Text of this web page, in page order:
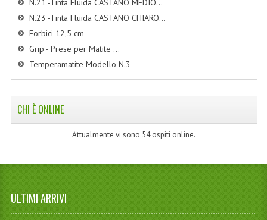
N.21 -Tinta Fluida CASTANO MEDIO...
N.23 -Tinta Fluida CASTANO CHIARO...
Forbici 12,5 cm
Grip - Prese per Matite ...
Temperamatite Modello N.3
CHI È ONLINE
Attualmente vi sono 54 ospiti online.
ULTIMI ARRIVI